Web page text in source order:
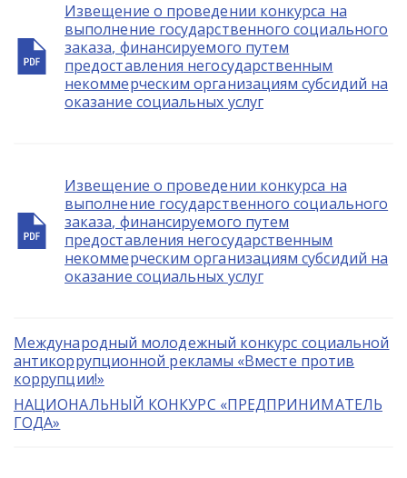
Извещение о проведении конкурса на
выполнение государственного социального
заказа, финансируемого путем
предоставления негосударственным
некоммерческим организациям субсидий на
оказание социальных услуг
Извещение о проведении конкурса на
выполнение государственного социального
заказа, финансируемого путем
предоставления негосударственным
некоммерческим организациям субсидий на
оказание социальных услуг
Международный молодежный конкурс социальной
антикоррупционной рекламы «Вместе против
коррупции!»
НАЦИОНАЛЬНЫЙ КОНКУРС «ПРЕДПРИНИМАТЕЛЬ
ГОДА»